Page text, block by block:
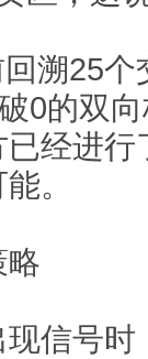
溯25
0的双
经进
。
略
信号